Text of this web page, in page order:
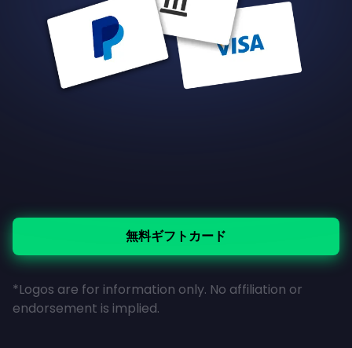
無料ギフトカード
*Logos are for information only. No affiliation or
endorsement is implied.